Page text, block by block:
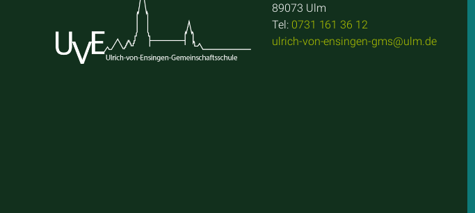
89073 Ulm
Tel: 0731 161 36 12
ulrich-von-ensingen-gms@ulm.de